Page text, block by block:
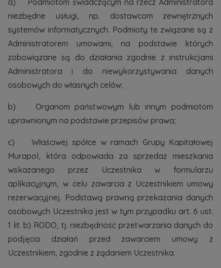
a) Podmiotom świadczącym na rzecz Administratora
niezbędne usługi, np. dostawcom zewnętrznych
systemów informatycznych. Podmioty te związane są z
Administratorem umowami, na podstawie których
zobowiązane są do działania zgodnie z instrukcjami
Administratora i do niewykorzystywania danych
osobowych do własnych celów;
b) Organom państwowym lub innym podmiotom
uprawnionym na podstawie przepisów prawa;
c) Właściwej spółce w ramach Grupy Kapitałowej
Murapol, która odpowiada za sprzedaż mieszkania
wskazanego przez Uczestnika w formularzu
aplikacyjnym, w celu zawarcia z Uczestnikiem umowy
rezerwacyjnej. Podstawą prawną przekazania danych
osobowych Uczestnika jest w tym przypadku art. 6 ust.
1 lit. b) RODO, tj. niezbędność przetwarzania danych do
podjęcia działań przed zawarciem umowy z
Uczestnikiem, zgodnie z żądaniem Uczestnika.